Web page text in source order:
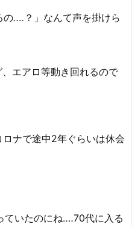
の‥‥？」なんて声を掛けら
エアロ等動き回れるので
ナで途中2年ぐらいは休会
いたのにね‥‥70代に入る